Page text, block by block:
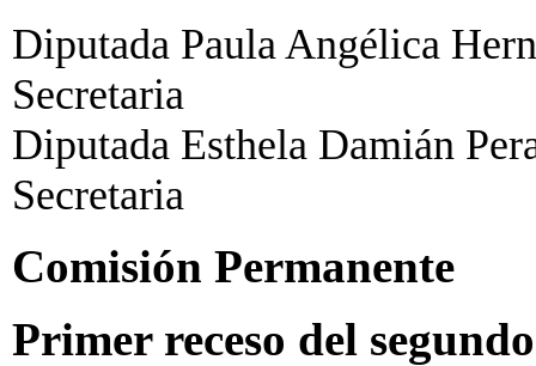
Diputada Paula Angélica
Secretaria
Diputada Esthela Damián
Secretaria
Comisión Permanente
Primer receso del